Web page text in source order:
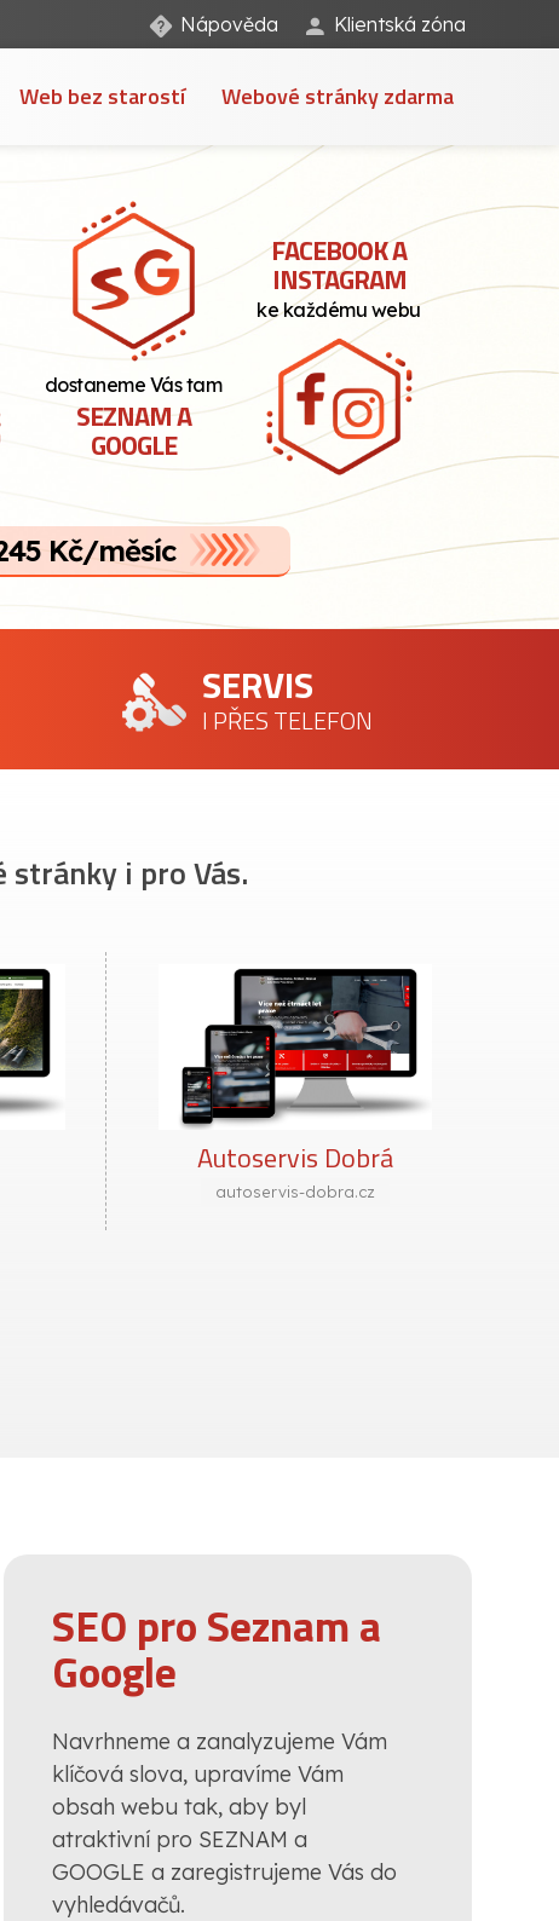
Nápověda Klientská zóna
Web bez starostí Webové stránky zdarma
SEZNAM A
GOOGLE
dostaneme Vás tam
FACEBOOK A
INSTAGRAM
ke každému webu
Kč/měsíc
SERVIS
I PŘES TELEFON
i pro Vás.
Pojízdná lešení
pojizdnaleseni.cz
SEO pro Seznam a
Google
Navrhneme a zanalyzujeme Vám
klíčová slova, upravíme Vám
obsah webu tak, aby byl
atraktivní pro SEZNAM a
GOOGLE a zaregistrujeme Vás do
vyhledávačů.